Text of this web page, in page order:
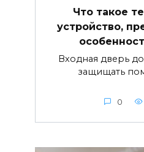
Что такое
устройство,
Входная дверь
защищать
0